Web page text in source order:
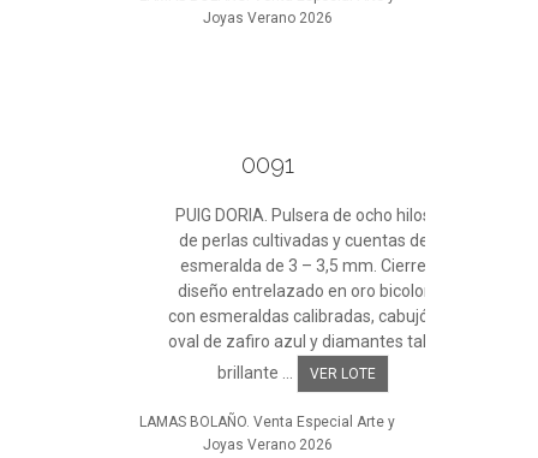
Joyas Verano 2026
0091
PUIG DORIA. Pulsera de ocho hilos
de perlas cultivadas y cuentas de
esmeralda de 3 – 3,5 mm. Cierre
diseño entrelazado en oro bicolor
con esmeraldas calibradas, cabujón
oval de zafiro azul y diamantes talla
brillante ...
VER LOTE
LAMAS BOLAÑO. Venta Especial Arte y
Joyas Verano 2026